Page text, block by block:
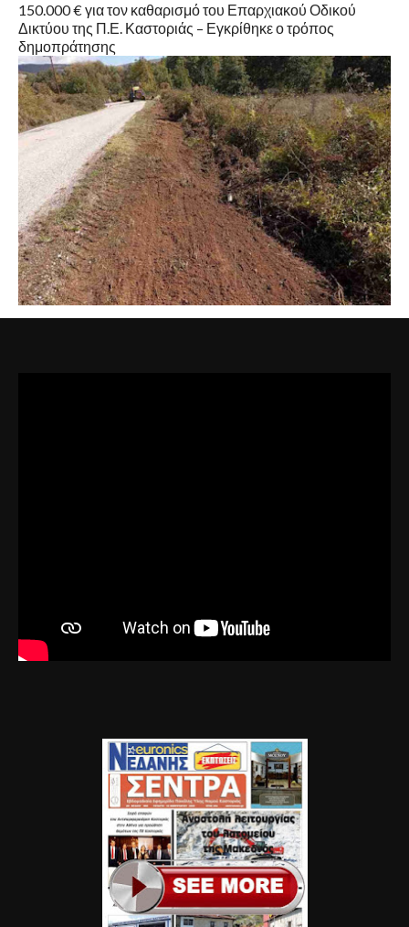
150.000 € για τον καθαρισμό του Επαρχιακού Οδικού
Δικτύου της Π.Ε. Καστοριάς – Εγκρίθηκε ο τρόπος
δημοπράτησης